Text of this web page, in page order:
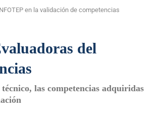
en la validación de competencias
del
las competencias adquiridas